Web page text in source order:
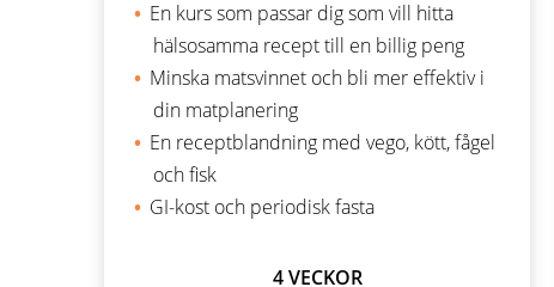
En kurs som passar dig som vill hitta
hälsosamma recept till en billig peng
Minska matsvinnet och bli mer effektiv i
din matplanering
En receptblandning med vego, kött, fågel
och fisk
GI-kost och periodisk fasta
4 VECKOR